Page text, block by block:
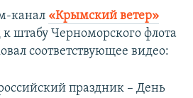
канал «Крымский ветер»
штабу Черноморского флота
соответствующее видео:
праздник – День